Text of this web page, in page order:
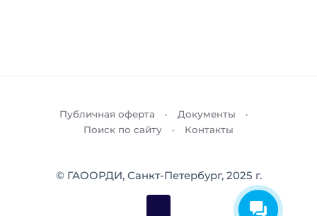
Публичная оферта
Документы
Поиск по сайту
Контакты
© ГАООРДИ, Санкт-Петербург, 2025 г.